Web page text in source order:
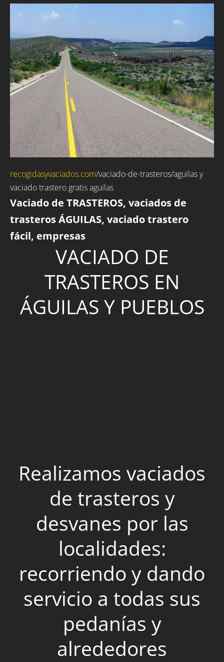
recogidasyvaciados.com/vaciado-de-trasteros/aguilas y
vaciado trastero gratis aguilas
Vaciado de TRASTEROS, vaciados de
trasteros ÁGUILAS, vaciado trastero
fácil, empresas
VACIADO DE
TRASTEROS EN
ÁGUILAS Y PUEBLOS
Realizamos vaciados
de trasteros y
desvanes por las
localidades:
recorriendo y dando
servicio a todas sus
pedanías y
alrededores